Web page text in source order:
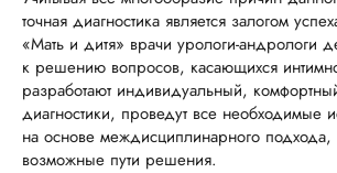
точная диагностика является залогом
«Мать и дитя» врачи урологи-андрологи
к решению вопросов, касающихся
разработают индивидуальный,
диагностики, проведут все необходимые
на основе междисциплинарного
возможные пути решения.